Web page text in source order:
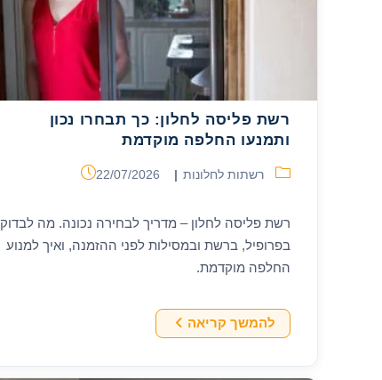
רשת פליסה לחלון: כך תבחרו נכון
ותמנעו החלפה מוקדמת
קטגוריה:רשתות לחלונות פורסם:
22/07/2026
רשת פליסה לחלון – מדריך לבחירה נכונה. מה לבדוק
בפרופיל, ברשת ובמסילות לפני ההזמנה, ואיך למנוע
החלפה מוקדמת.
להמשך קריאה רשת
פליסה